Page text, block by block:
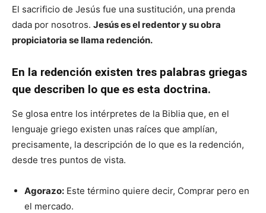
El sacrificio de Jesús fue una sustitución, una prenda
dada por nosotros. Jesús es el redentor y su obra
propiciatoria se llama redención.
En la redención existen tres palabras griegas
que describen lo que es esta doctrina.
Se glosa entre los intérpretes de la Biblia que, en el
lenguaje griego existen unas raíces que amplían,
precisamente, la descripción de lo que es la redención,
desde tres puntos de vista.
Agorazo: Este término quiere decir, Comprar pero en
el mercado.